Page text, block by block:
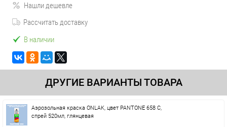
Нашли дешевле
Рассчитать доставку
В наличии
ДРУГИЕ ВАРИАНТЫ ТОВАРА
Аэрозольная краска ONLAK, цвет PANTONE 658 C,
спрей 520мл, глянцевая